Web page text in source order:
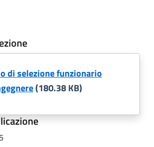
di selezione funzionario
(180.38 KB)